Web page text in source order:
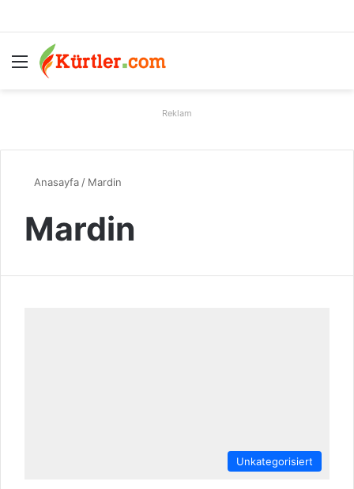
Menü
Reklam
Anasayfa / Mardin
Mardin
Unkategorisiert